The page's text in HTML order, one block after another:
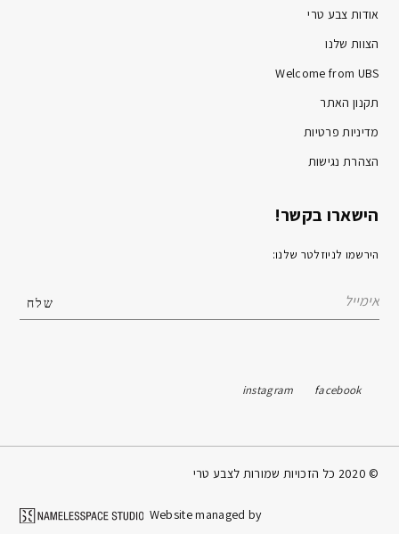
אודות צבע טרי
הצוות שלנו
Welcome from UBS
תקנון האתר
מדיניות פרטיות
הצהרת נגישות
הישארו בקשר!
הירשמו לניוזלטר שלנו:
facebook
instagram
© 2020 כל הזכויות שמורות לצבע טרי
Website managed by